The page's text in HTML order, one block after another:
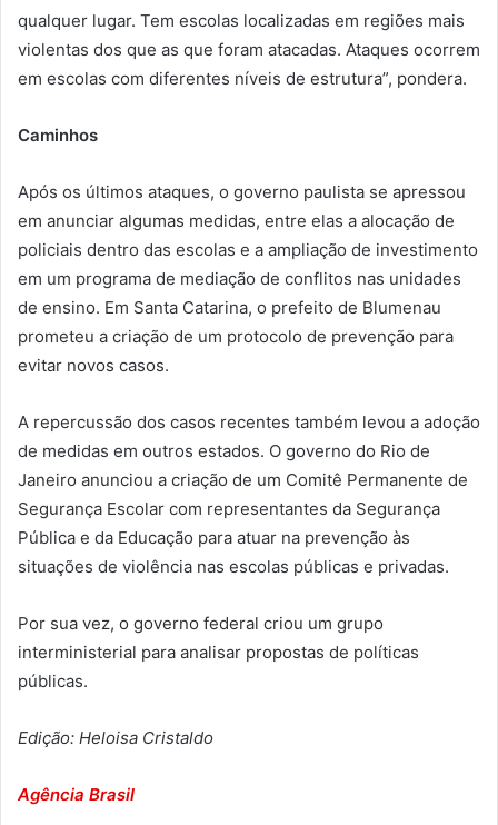
qualquer lugar. Tem escolas localizadas em regiões mais
violentas dos que as que foram atacadas. Ataques ocorrem
em escolas com diferentes níveis de estrutura”, pondera.
Caminhos
Após os últimos ataques, o governo paulista se apressou
em anunciar algumas medidas, entre elas a alocação de
policiais dentro das escolas e a ampliação de investimento
em um programa de mediação de conflitos nas unidades
de ensino. Em Santa Catarina, o prefeito de Blumenau
prometeu a criação de um protocolo de prevenção para
evitar novos casos.
A repercussão dos casos recentes também levou a adoção
de medidas em outros estados. O governo do Rio de
Janeiro anunciou a criação de um Comitê Permanente de
Segurança Escolar com representantes da Segurança
Pública e da Educação para atuar na prevenção às
situações de violência nas escolas públicas e privadas.
Por sua vez, o governo federal criou um grupo
interministerial para analisar propostas de políticas
públicas.
Edição: Heloisa Cristaldo
Agência Brasil